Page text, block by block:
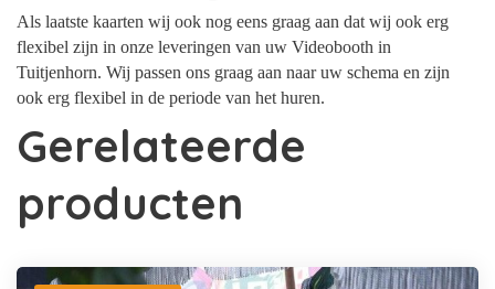
Als laatste kaarten wij ook nog eens graag aan dat wij ook erg
flexibel zijn in onze leveringen van uw Videobooth in
Tuitjenhorn. Wij passen ons graag aan naar uw schema en zijn
ook erg flexibel in de periode van het huren.
Gerelateerde
producten